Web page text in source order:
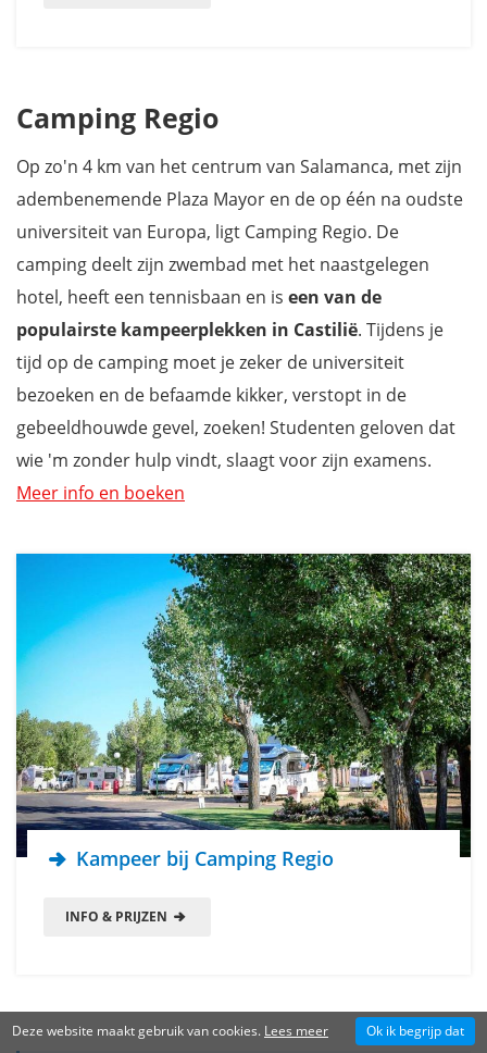
Camping Regio
Op zo'n 4 km van het centrum van Salamanca, met zijn
adembenemende Plaza Mayor en de op één na oudste
universiteit van Europa, ligt Camping Regio. De
camping deelt zijn zwembad met het naastgelegen
hotel, heeft een tennisbaan en is een van de
populairste kampeerplekken in Castilië. Tijdens je
tijd op de camping moet je zeker de universiteit
bezoeken en de befaamde kikker, verstopt in de
gebeeldhouwde gevel, zoeken! Studenten geloven dat
wie 'm zonder hulp vindt, slaagt voor zijn examens.
Meer info en boeken
Kampeer bij Camping Regio
INFO & PRIJZEN
Deze website maakt gebruik van cookies. Lees meer Ok ik begrijp dat